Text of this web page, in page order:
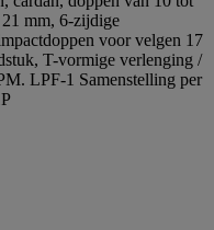
mm, 6-zijdige
voor velgen 17
T-vormige verlenging /
LPF-1 Samenstelling per